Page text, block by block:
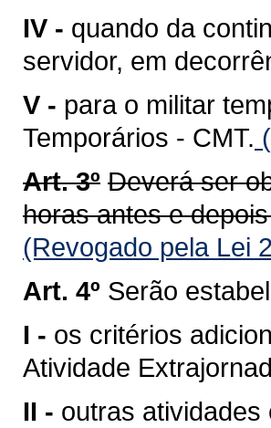
IV - quando da
servidor, em
V - para o militar
Temporários - CMT.
Art. 3º Deverá ser
horas antes e
(Revogado pela Lei
Art. 4º Serão
I - os critérios
Atividade
II - outras